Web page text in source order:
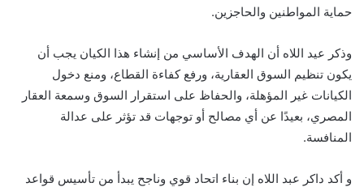
حماية المواطنين والحاجزين.
وذكر عيد اللاه أن الهدف الأساسي من إنشاء هذا الكيان يجب أن
يكون تنظيم السوق العقارية، ورفع كفاءة القطاع، ومنع دخول
الكيانات غير المؤهلة، والحفاظ على استقرار السوق وسمعة العقار
المصري، بعيدًا عن أي مصالح أو توجهات قد تؤثر على عدالة
المنافسة.
و أكد داكر عبد اللاه إن بناء اتحاد قوي وناجح يبدأ من تأسيس قواعد